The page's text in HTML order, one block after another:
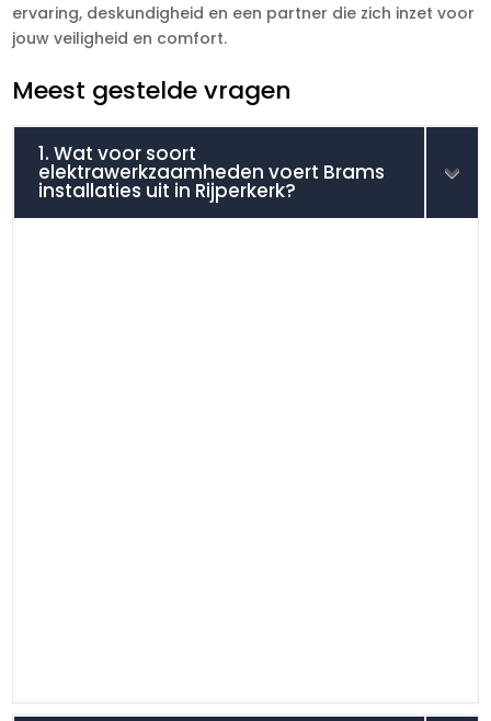
ervaring, deskundigheid en een partner die zich inzet voor
jouw veiligheid en comfort.
Meest gestelde vragen
1. Wat voor soort
elektrawerkzaamheden voert Brams
installaties uit in Rijperkerk?